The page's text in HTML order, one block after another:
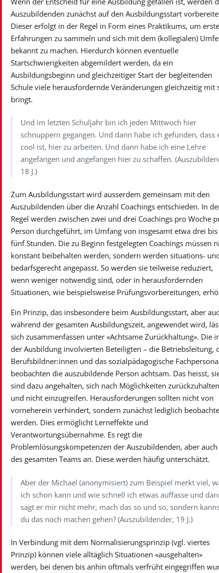
Auszubildenden zunächst auf den Ausbildungsstart
Dieser erfolgt in der Regel in Form eines Praktikums, um erste
Erfahrungen zu sammeln und sich mit dem (kollegialen)
bekannt zu machen. Hierdurch können eventuelle
Startschwierigkeiten abgemildert werden, da ein
Ausbildungsbeginn und gleichzeitiger Start der begleitenden
Schule viele herausfordernde Veränderungen gleichzeitig mit
bringt.
Und im letzten Schuljahr bin ich jeden Mittwoch hier
schnuppern gegangen. Und dann habe ich gefunden, dass
cool ist, hier zu arbeiten. Und dann habe ich eine Lehre
angefangen und angefangen hier zu schaffen.
18 J.)
Zum Ausbildungsstart wird ausserdem gemeinsam mit den
Auszubildenden über die Anzahl Coachings entschieden. In
Regel werden zwischen zwei und drei Coachings pro Woche
Person durchgeführt, im Umfang von insgesamt etwa drei bis
fünf Stunden. Die zu Beginn festgelegten Coachings müssen
konstant beibehalten werden, sondern werden situations-
bedarfsgerecht angepasst. So werden sie teilweise reduziert,
wenn weniger notwendig sind, oder in herausfordernden
Situationen, wie beispielsweise Prüfungsvorbereitungen,
Ein Prinzip, das insbesondere beim Ausbildungsstart, aber
während der gesamten Ausbildungszeit, angewendet wird,
sich zusammenfassen unter «Achtsame Zurückhaltung». Die
der Ausbildung involvierten Beteiligten – die Betriebsleitung,
Berufsbildner:innen und das sozialpädagogische
beobachten die auszubildende Person achtsam. Das heisst,
sind dazu angehalten, sich nach Möglichkeiten zurückzuhalten
und nicht einzugreifen. Herausforderungen sollten nicht von
vorneherein verhindert, sondern zunächst lediglich
werden. Dies ermöglicht Lerneffekte und
Verantwortungsübernahme. Es regt die
Problemlösungskompetenzen der Auszubildenden, aber auch
des gesamten Teams an. Diese werden häufig unterschätzt.
Aber der Michael (anonymisiert) zum Beispiel merkt viel,
ich schon kann und wie schnell ich etwas auffasse und
sagt er mir nicht mehr, mach das so und so, sondern
du das noch machen gehen? (Auszubildender, 19 J.)
In Verbindung mit dem Normalisierungsprinzip (vgl. viertes
Prinzip) können viele alltäglich Situationen «ausgehalten»
werden, bei denen bis anhin oftmals verfrüht eingegriffen